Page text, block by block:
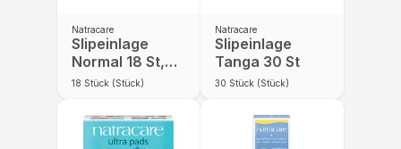
Natracare
Slipeinlage
Normal 18 St,
einzelverpackt
18 Stück (Stück)
Natracare
Slipeinlage
Tanga 30 St
30 Stück (Stück)